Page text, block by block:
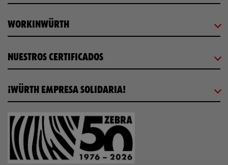
WORKINWÜRTH
NUESTROS CERTIFICADOS
¡WÜRTH EMPRESA SOLIDARIA!